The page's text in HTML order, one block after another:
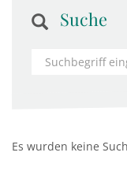
Suche
Es wurden keine